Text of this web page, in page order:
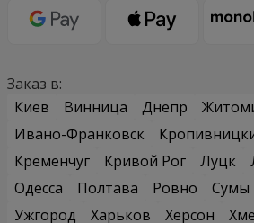
Заказ в:
Киев
Винница Днепр
Ивано-Франковск
Кременчуг
Кривой Рог Луцк
Одесса
Полтава Ровно Сумы
Ужгород
Харьков Херсон